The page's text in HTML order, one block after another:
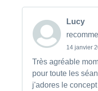
Lucy
14 janvier
Très agréable
pour toute les
j'adores le